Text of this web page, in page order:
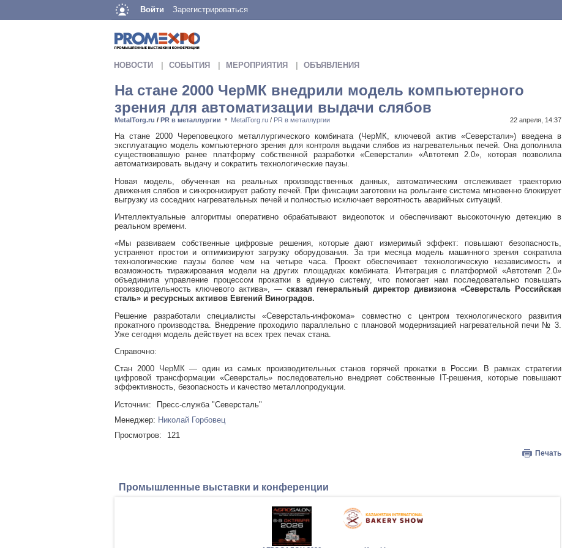
Войти Зарегистрироваться
НОВОСТИ СОБЫТИЯ МЕРОПРИЯТИЯ ОБЪЯВЛЕНИЯ
На стане 2000 ЧерМК внедрили модель компьютерного
зрения для автоматизации выдачи слябов
MetalTorg.ru / PR в металлургии ■ MetalTorg.ru / PR в металлургии 22 апреля, 14:37
На стане 2000 Череповецкого металлургического комбината (ЧерМК, ключевой актив «Северстали») введена в
эксплуатацию модель компьютерного зрения для контроля выдачи слябов из нагревательных печей. Она дополнила
существовавшую ранее платформу собственной разработки «Северстали» «Автотемп 2.0», которая позволила
автоматизировать выдачу и сократить технологические паузы.
Новая модель, обученная на реальных производственных данных, автоматическим отслеживает траекторию
движения слябов и синхронизирует работу печей. При фиксации заготовки на рольганге система мгновенно блокирует
выгрузку из соседних нагревательных печей и полностью исключает вероятность аварийных ситуаций.
Интеллектуальные алгоритмы оперативно обрабатывают видеопоток и обеспечивают высокоточную детекцию в
реальном времени.
«Мы развиваем собственные цифровые решения, которые дают измеримый эффект: повышают безопасность,
устраняют простои и оптимизируют загрузку оборудования. За три месяца модель машинного зрения сократила
технологические паузы более чем на четыре часа. Проект обеспечивает технологическую независимость и
возможность тиражирования модели на других площадках комбината. Интеграция с платформой «Автотемп 2.0»
объединила управление процессом прокатки в единую систему, что помогает нам последовательно повышать
производительность ключевого актива», — сказал генеральный директор дивизиона «Северсталь Российская
сталь» и ресурсных активов Евгений Виноградов.
Решение разработали специалисты «Северсталь-инфокома» совместно с центром технологического развития
прокатного производства. Внедрение проходило параллельно с плановой модернизацией нагревательной печи № 3.
Уже сегодня модель действует на всех трех печах стана.
Справочно:
Стан 2000 ЧерМК — один из самых производительных станов горячей прокатки в России. В рамках стратегии
цифровой трансформации «Северсталь» последовательно внедряет собственные IT-решения, которые повышают
эффективность, безопасность и качество металлопродукции.
Источник:
Пресс-служба "Северсталь"
Менеджер: Николай Горбовец
Просмотров:
121
Печать
Промышленные выставки и конференции